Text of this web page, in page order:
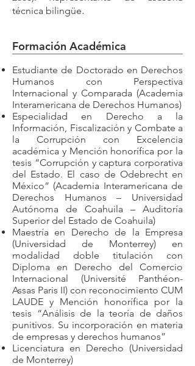
técnica bilingüe.
Formación Académica
Estudiante de Doctorado en Derechos
Humanos con Perspectiva
Internacional y Comparada (Academia
Interamericana de Derechos Humanos)
Especialidad en Derecho a la
Información, Fiscalización y Combate a
la Corrupción con Excelencia
académica y Mención honorífica por la
tesis “Corrupción y captura corporativa
del Estado. El caso de Odebrecht en
México” (Academia Interamericana de
Derechos Humanos – Universidad
Autónoma de Coahuila – Auditoría
Superior del Estado de Coahuila)
Maestría en Derecho de la Empresa
(Universidad de Monterrey) en
modalidad doble titulación con
Diploma en Derecho del Comercio
Internacional (Université Panthéon-
Assas Paris II) con reconocimiento CUM
LAUDE y Mención honorífica por la
tesis “Análisis de la teoría de daños
punitivos. Su incorporación en materia
de empresas y derechos humanos”
Licenciatura en Derecho (Universidad
de Monterrey)